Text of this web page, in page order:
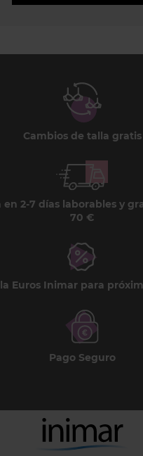
Cambios de talla gratis
en 2-7 días laborables y
70 €
Euros Inimar para
Pago Seguro